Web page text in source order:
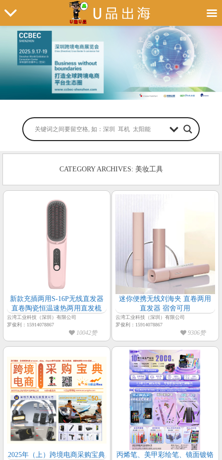
CATEGORY ARCHIVES: 美妆工具
新款充插两用S-16P无线直发器
直卷陶瓷恒温速热两用直发梳
云湾工业科技（深圳）有限公司
罗俊利：15914078867
10042赞
迷你便携无线刘海夹 直卷两用
直发器 宿舍可用
云湾工业科技（深圳）有限公司
罗俊利：15914078867
9306赞
2025年（上）跨境电商采购宝典
丙烯笔、美甲彩绘笔、镜面镀铬